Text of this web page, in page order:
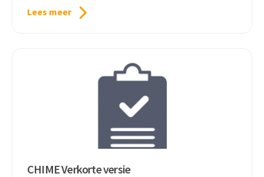
Lees meer
CHIME Verkorte versie